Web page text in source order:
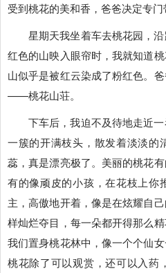
受到桃花的美和香，爸爸决定专门
星期天我坐着车去桃花园，
红色的山映入眼帘时，我就知道
山似乎是被红云染成了粉红色。
——桃花山荘。
下车后，我迫不及待地走近
一簇的开满枝头，散发着淡淡的
蕊，真是漂亮极了。美丽的桃花
有的像顽皮的小孩，在花枝上你
主，高傲地开着，像是在炫耀自
样灿烂夺目，每一朵都开得那么
我们置身桃花林中，像一个个仙女
桃花除了可以观赏，还可以入药